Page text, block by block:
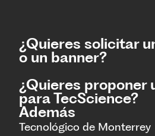
¿Quieres solicitar
o un banner?
¿Quieres proponer
para TecScience?
Además
Tecnológico de Monterrey